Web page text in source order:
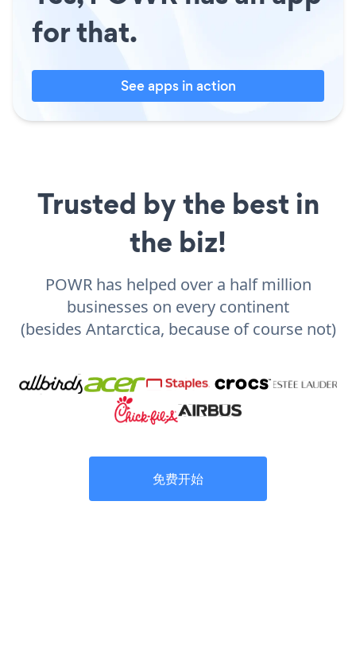
for that.
See apps in action
Trusted by the best in
the biz!
POWR has helped over a half million
businesses on every continent
(besides Antarctica, because of course not)
免费开始